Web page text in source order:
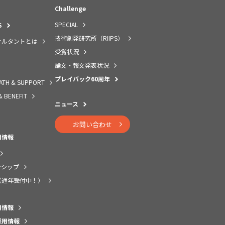
タントとは
& SUPPORT
BENEFIT
報
ップ
年受付中！）
報
情報
Challenge
SPECIAL
技術創発研究所（RIIPS）
受賞状況
論文・報文発表状況
プレイバック60周年
ニュース
お問い合わせ